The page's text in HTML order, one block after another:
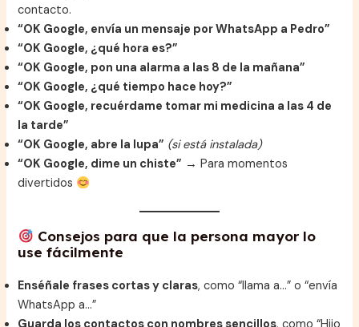
contacto.
“OK Google, envía un mensaje por WhatsApp a Pedro”
“OK Google, ¿qué hora es?”
“OK Google, pon una alarma a las 8 de la mañana”
“OK Google, ¿qué tiempo hace hoy?”
“OK Google, recuérdame tomar mi medicina a las 4 de
la tarde”
“OK Google, abre la lupa” (si está instalada)
“OK Google, dime un chiste” → Para momentos
divertidos
Consejos para que la persona mayor lo
use fácilmente
Enséñale frases cortas y claras, como “llama a…” o “envía
WhatsApp a…”